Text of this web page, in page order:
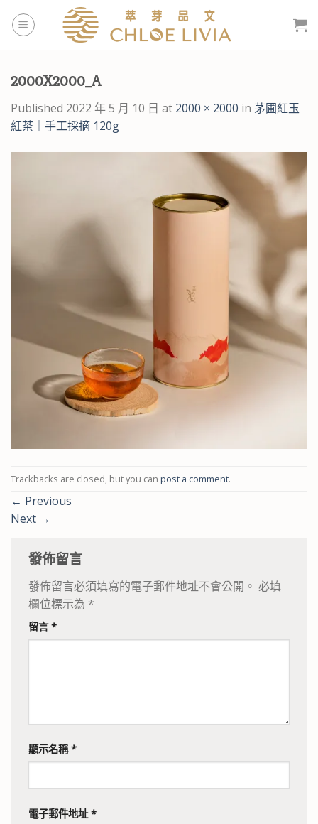
2000X2000_A
Published 2022 年 5 月 10 日 at 2000 × 2000 in 茅圃紅玉
紅茶｜手工採摘 120g
Trackbacks are closed, but you can post a comment.
← Previous
Next →
發佈留言
發佈留言必須填寫的電子郵件地址不會公開。 必填
欄位標示為 *
留言*
顯示名稱*
電子郵件地址*